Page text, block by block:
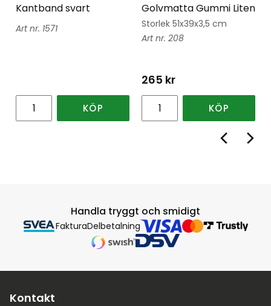
Kantband svart
1571
KÖP
Golvmatta Gummi Liten
Storlek 51x39x3,5 cm
208
265 kr
KÖP
Handla tryggt och smidigt
FakturaDelbetalning
Kontakt